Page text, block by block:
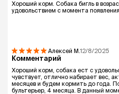
Хороший корм. Собака бигль в
удовольствием с момента появления
Алексей М.12/8/2025
Комментарий
Хороший корм, собака ест с
чувствует, отлично набирает вес,
месяцев и будем кормить до года.
бультерьер, 4 месяца. В данный